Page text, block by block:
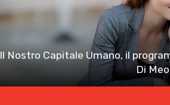
Il Nostro Capitale Umano, il
Di